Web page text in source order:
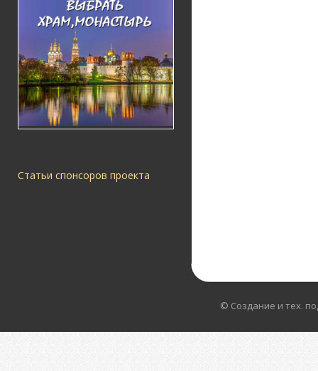
Статьи спонсоров проекта
© Создание и тех.